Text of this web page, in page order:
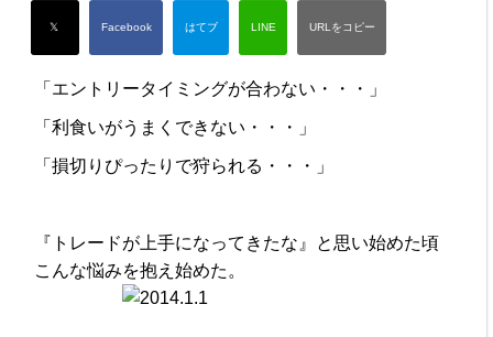
「エントリータイミングが合わない・・・」
「利食いがうまくできない・・・」
「損切りぴったりで狩られる・・・」
『トレードが上手になってきたな』と思い始めた頃
こんな悩みを抱え始めた。